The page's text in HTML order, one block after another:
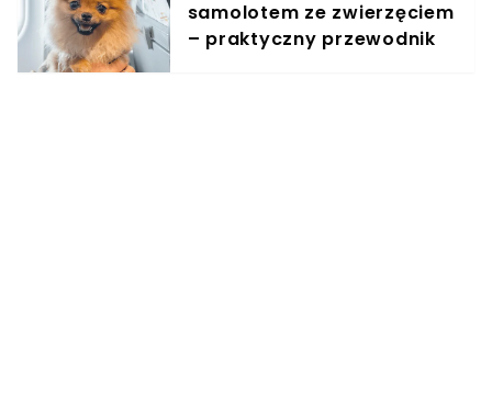
samolotem ze zwierzęciem
– praktyczny przewodnik